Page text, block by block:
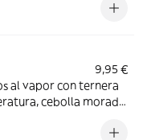
9,95 €
al vapor con ternera
cebolla morada,